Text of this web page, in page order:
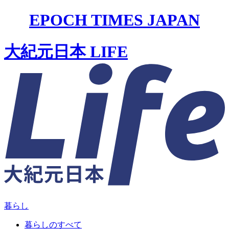
EPOCH TIMES JAPAN
大紀元日本 LIFE
暮らし
暮らしのすべて